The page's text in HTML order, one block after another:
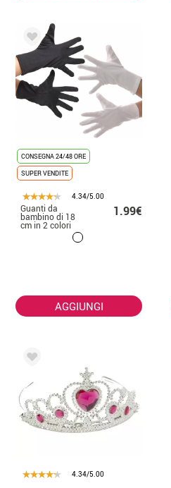
CONSEGNA 24/48 ORE
SUPER VENDITE
4.34/5.00
Guanti da
bambino di 18
cm in 2 colori
1.99€
AGGIUNGI
4.34/5.00